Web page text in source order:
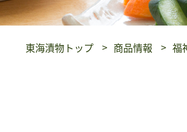
東海漬物トップ 商品情報 福